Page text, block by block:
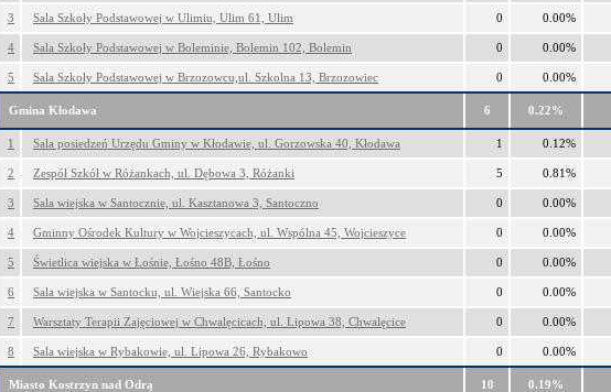
3 Sala Szkoły Podstawowej w Ulimiu, Ulim 61, Ulim 0 0.00%
4 Sala Szkoły Podstawowej w Boleminie, Bolemin 102, Bolemin 0 0.00%
5 Sala Szkoły Podstawowej w Brzozowcu,ul. Szkolna 13, Brzozowiec 0 0.00%
Gmina Kłodawa 6 0.22%
1 Sala posiedzeń Urzędu Gminy w Kłodawie, ul. Gorzowska 40, Kłodawa 1 0.12%
2 Zespół Szkół w Różankach, ul. Dębowa 3, Różanki 5 0.81%
3 Sala wiejska w Santocznie, ul. Kasztanowa 3, Santoczno 0 0.00%
4 Gminny Ośrodek Kultury w Wojcieszycach, ul. Wspólna 45, Wojcieszyce 0 0.00%
5 Świetlica wiejska w Łośnie, Łośno 48B, Łośno 0 0.00%
6 Sala wiejska w Santocku, ul. Wiejska 66, Santocko 0 0.00%
7 Warsztaty Terapii Zajęciowej w Chwalęcicach, ul. Lipowa 38, Chwalęcice 0 0.00%
8 Sala wiejska w Rybakowie, ul. Lipowa 26, Rybakowo 0 0.00%
Miasto Kostrzyn nad Odrą 10 0.19%